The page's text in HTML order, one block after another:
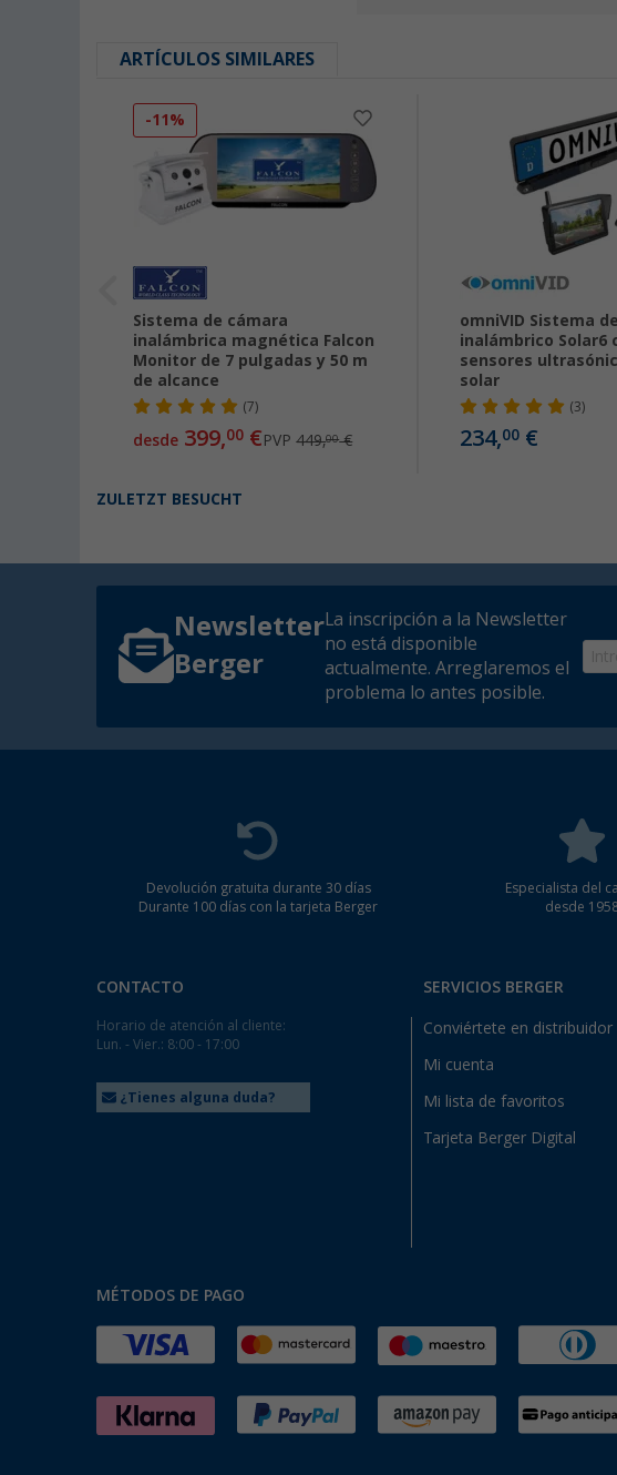
ARTÍCULOS SIMILARES
-11%
Sistema de cámara
inalámbrica magnética Falcon
Monitor de 7 pulgadas y 50 m
de alcance
(7)
desde 399,00 €PVP449,00€
omniVID Sistema
inalámbrico Solar6
sensores
solar
(3)
234,00€
ZULETZT BESUCHT
Newsletter
Berger
La inscripción a la Newsletter
no está disponible
actualmente. Arreglaremos el
problema lo antes posible.
Devolución gratuita durante 30 días
Durante 100 días con la tarjeta Berger
Especialista del
desde
CONTACTO
Horario de atención al cliente:
Lun. - Vier.: 8:00 - 17:00
¿Tienes alguna duda?
SERVICIOS BERGER
Conviértete en distribuidor
Mi cuenta
Mi lista de favoritos
Tarjeta Berger Digital
MÉTODOS DE PAGO